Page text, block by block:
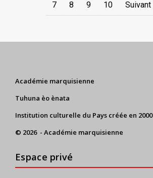
7 8 9 10 Suivant
Académie marquisienne
Tuhuna èo ènata
Institution culturelle du Pays créée en 2000
© 2026 - Académie marquisienne
Espace privé